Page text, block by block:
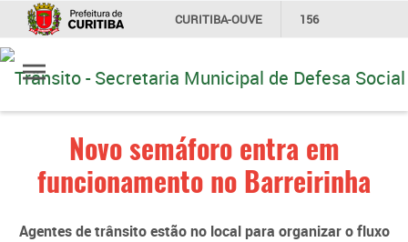
CURITIBA-OUVE 156
Ir
para
conteúdo
Novo semáforo entra em
funcionamento no Barreirinha
Agentes de trânsito estão no local para organizar o fluxo